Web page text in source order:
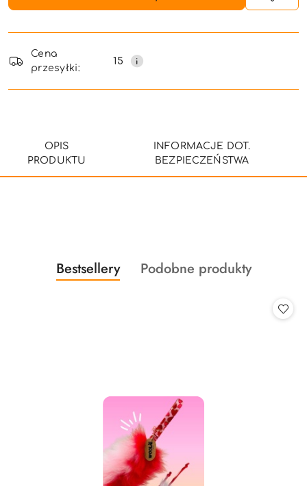
i
dostawa
Cena
przesyłki:
15
OPIS
PRODUKTU
INFORMACJE DOT.
BEZPIECZEŃSTWA
Pomiń karuzelę produktów
Produkty
o
Bestsellery
Produkty
Podobne produkty